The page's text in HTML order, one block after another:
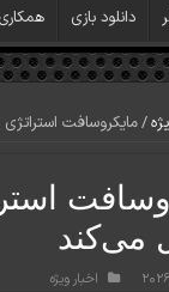
دانلود بازی
/مایکروسافت
می‌کند
اخبار ویژه